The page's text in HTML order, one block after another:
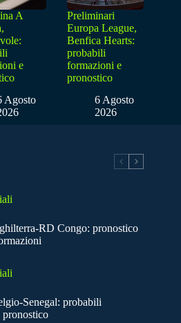
A
e
Agosto
Preliminari
Europa League,
Benfica Hearts:
probabili
formazioni e
pronostico
6 Agosto
2026
RD Congo: pronostico
Senegal: probabili